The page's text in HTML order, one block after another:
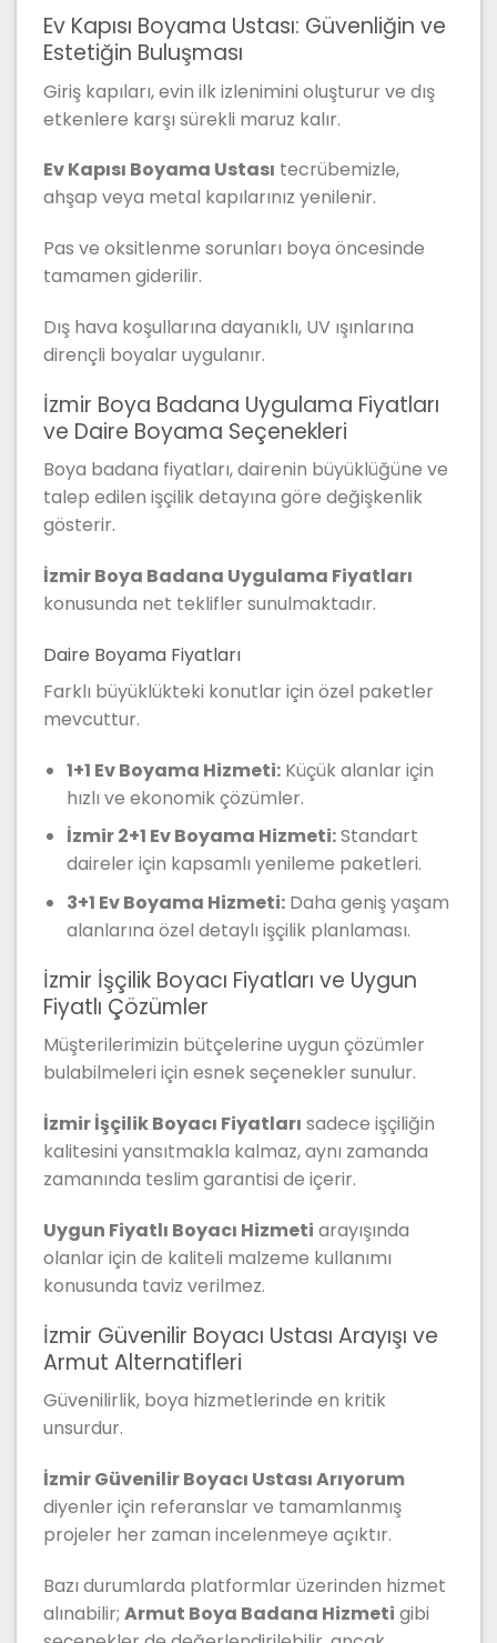
Ev Kapısı Boyama Ustası: Güvenliğin ve
Estetiğin Buluşması
Giriş kapıları, evin ilk izlenimini oluşturur ve dış
etkenlere karşı sürekli maruz kalır.
Ev Kapısı Boyama Ustası tecrübemizle,
ahşap veya metal kapılarınız yenilenir.
Pas ve oksitlenme sorunları boya öncesinde
tamamen giderilir.
Dış hava koşullarına dayanıklı, UV ışınlarına
dirençli boyalar uygulanır.
İzmir Boya Badana Uygulama Fiyatları
ve Daire Boyama Seçenekleri
Boya badana fiyatları, dairenin büyüklüğüne ve
talep edilen işçilik detayına göre değişkenlik
gösterir.
İzmir Boya Badana Uygulama Fiyatları
konusunda net teklifler sunulmaktadır.
Daire Boyama Fiyatları
Farklı büyüklükteki konutlar için özel paketler
mevcuttur.
1+1 Ev Boyama Hizmeti:Küçük alanlar için
hızlı ve ekonomik çözümler.
İzmir 2+1 Ev Boyama Hizmeti:Standart
daireler için kapsamlı yenileme paketleri.
3+1 Ev Boyama Hizmeti:Daha geniş yaşam
alanlarına özel detaylı işçilik planlaması.
İzmir İşçilik Boyacı Fiyatları ve Uygun
Fiyatlı Çözümler
Müşterilerimizin bütçelerine uygun çözümler
bulabilmeleri için esnek seçenekler sunulur.
İzmir İşçilik Boyacı Fiyatları sadece işçiliğin
kalitesini yansıtmakla kalmaz, aynı zamanda
zamanında teslim garantisi de içerir.
Uygun Fiyatlı Boyacı Hizmeti arayışında
olanlar için de kaliteli malzeme kullanımı
konusunda taviz verilmez.
İzmir Güvenilir Boyacı Ustası Arayışı ve
Armut Alternatifleri
Güvenilirlik, boya hizmetlerinde en kritik
unsurdur.
İzmir Güvenilir Boyacı Ustası Arıyorum
diyenler için referanslar ve tamamlanmış
projeler her zaman incelenmeye açıktır.
Bazı durumlarda platformlar üzerinden hizmet
alınabilir; Armut Boya Badana Hizmeti gibi